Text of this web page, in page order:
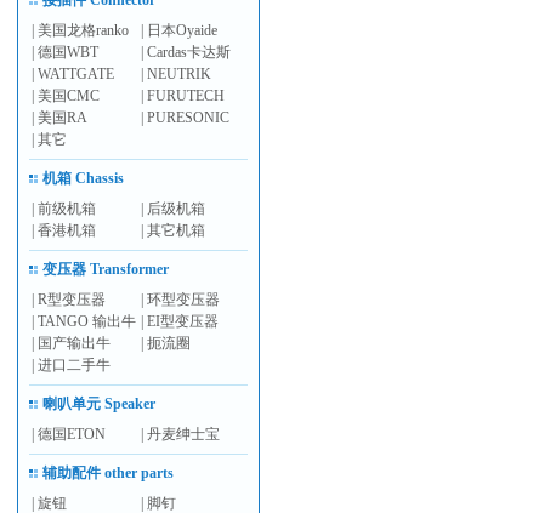
|美国龙格ranko
日本Oyaide
|德国WBT |Cardas卡达斯
|WATTGATE |NEUTRIK
|美国CMC |FURUTECH
|美国RA |PURESONIC
|其它
机箱 Chassis
|前级机箱
后级机箱
|香港机箱 |其它机箱
变压器 Transformer
|R型变压器 |环型变压器
|TANGO 输出牛 |EI型变压器
国产输出牛 |扼流圈
|进口二手牛
喇叭单元 Speaker
|德国ETON |丹麦绅士宝
辅助配件 other parts
|旋钮
脚钉